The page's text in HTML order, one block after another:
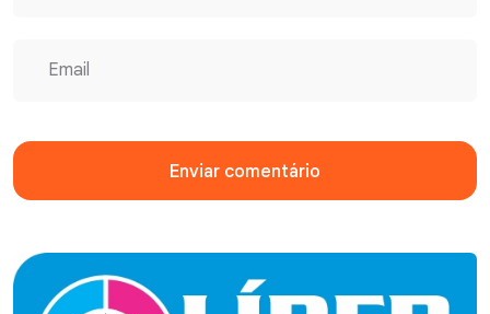
Enviar comentário